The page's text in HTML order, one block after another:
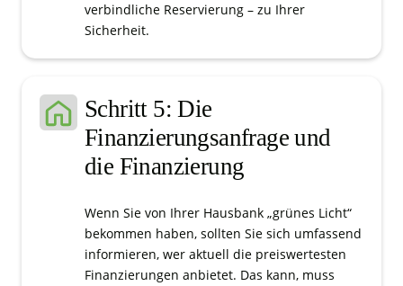
verbindliche Reservierung – zu Ihrer
Sicherheit.
Schritt 5: Die
Finanzierungsanfrage und
die Finanzierung
Wenn Sie von Ihrer Hausbank „grünes Licht“
bekommen haben, sollten Sie sich umfassend
informieren, wer aktuell die preiswertesten
Finanzierungen anbietet. Das kann, muss